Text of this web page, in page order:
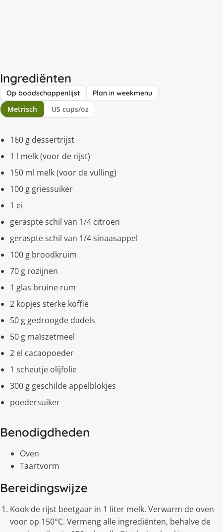
Ingrediënten
Op boodschappenlijst Plan in weekmenu
Metrisch US cups/oz
160 g dessertrijst
1 l melk (voor de rijst)
150 ml melk (voor de vulling)
100 g griessuiker
1 ei
geraspte schil van 1/4 citroen
geraspte schil van 1/4 sinaasappel
100 g broodkruim
70 g rozijnen
1 glas bruine rum
2 kopjes sterke koffie
50 g gedroogde dadels
50 g maïszetmeel
2 el cacaopoeder
1 scheutje olijfolie
300 g geschilde appelblokjes
poedersuiker
Benodigdheden
Oven
Taartvorm
Bereidingswijze
Kook de rijst beetgaar in 1 liter melk. Verwarm de oven
voor op 150°C. Vermeng alle ingrediënten, behalve de